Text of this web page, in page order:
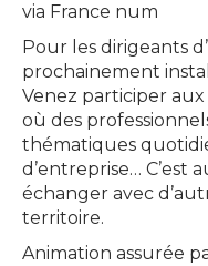
via France num
Pour les dirigeants
prochainement
Venez participer
où des
thématiques
d’entreprise… C’est
échanger avec
territoire.
Animation assurée